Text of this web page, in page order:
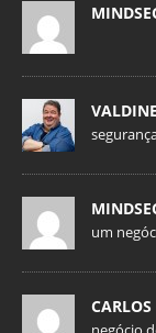
um